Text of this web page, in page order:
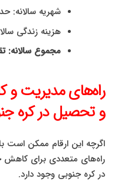
شهریه سالانه: حدود ۱۰,۰۰۰ تا
هزینه زندگی سالانه: حدود
مجموع سالانه: تقریباً ۲۰,۰۰۰ تا
راه‌های مدیریت
و تحصیل در کره
اگرچه این ارقام ممکن است
راه‌های متعددی برای
در کره جنوبی وجود دارد.